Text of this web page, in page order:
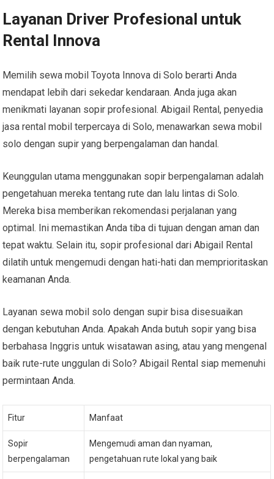
Layanan Driver Profesional untuk
Rental Innova
Memilih sewa mobil Toyota Innova di Solo berarti Anda
mendapat lebih dari sekedar kendaraan. Anda juga akan
menikmati layanan sopir profesional. Abigail Rental, penyedia
jasa rental mobil terpercaya di Solo, menawarkan sewa mobil
solo dengan supir yang berpengalaman dan handal.
Keunggulan utama menggunakan sopir berpengalaman adalah
pengetahuan mereka tentang rute dan lalu lintas di Solo.
Mereka bisa memberikan rekomendasi perjalanan yang
optimal. Ini memastikan Anda tiba di tujuan dengan aman dan
tepat waktu. Selain itu, sopir profesional dari Abigail Rental
dilatih untuk mengemudi dengan hati-hati dan memprioritaskan
keamanan Anda.
Layanan sewa mobil solo dengan supir bisa disesuaikan
dengan kebutuhan Anda. Apakah Anda butuh sopir yang bisa
berbahasa Inggris untuk wisatawan asing, atau yang mengenal
baik rute-rute unggulan di Solo? Abigail Rental siap memenuhi
permintaan Anda.
Fitur Manfaat
Sopir
berpengalaman
Mengemudi aman dan nyaman,
pengetahuan rute lokal yang baik